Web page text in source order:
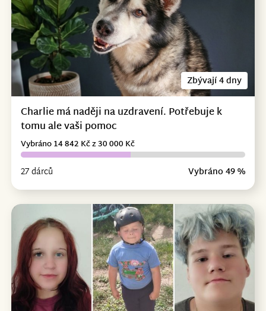
Zbývají 4 dny
Charlie má naději na uzdravení. Potřebuje k
tomu ale vaši pomoc
27 dárců Vybráno 49 %
Vybráno 14 842 Kč z 30 000 Kč